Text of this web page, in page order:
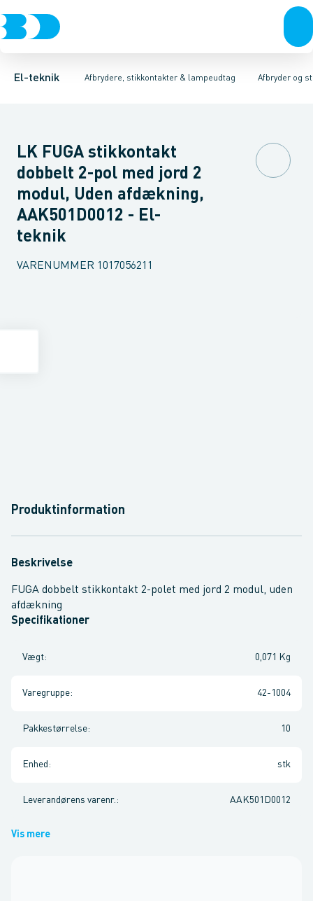
El-teknik Afbrydere, stikkontakter & lampeudtag
Afbrydere, stikkontakter & lampeudtagForgreningsmateriel
Afbryder og
Afbryder og stikdåsemateriel
Afbryder og stikkontakt kombinationInstallationsafbryder
LK FUGA stikkontakt
dobbelt 2-pol med jord 2
modul, Uden afdækning,
AAK501D0012 - El-
teknik
VARENUMMER 1017056211
Produktinformation
Beskrivelse
FUGA dobbelt stikkontakt 2-polet med jord 2 modul, uden
afdækning
Specifikationer
Vægt: 0,071 Kg
Varegruppe: 42-1004
Pakkestørrelse: 10
Enhed : stk
Leverandørens varenr. : AAK501D0012
Vis mere